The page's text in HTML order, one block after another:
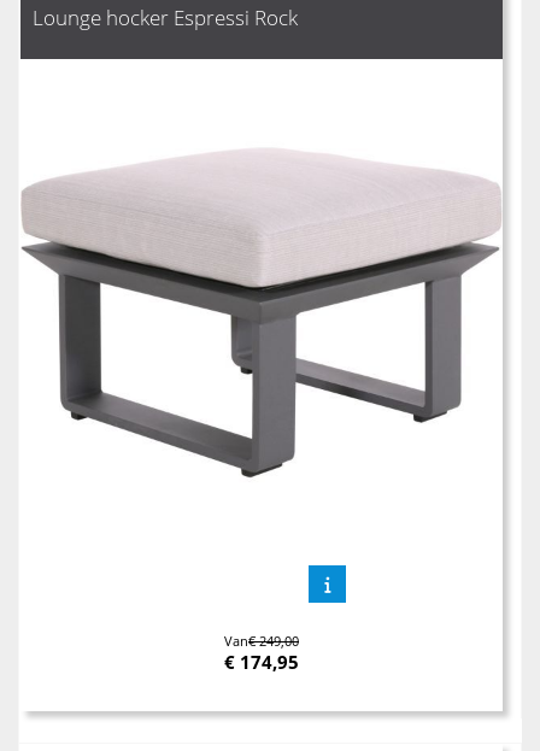
Lounge hocker Espressi Rock
Van€ 249,00
€ 174,95